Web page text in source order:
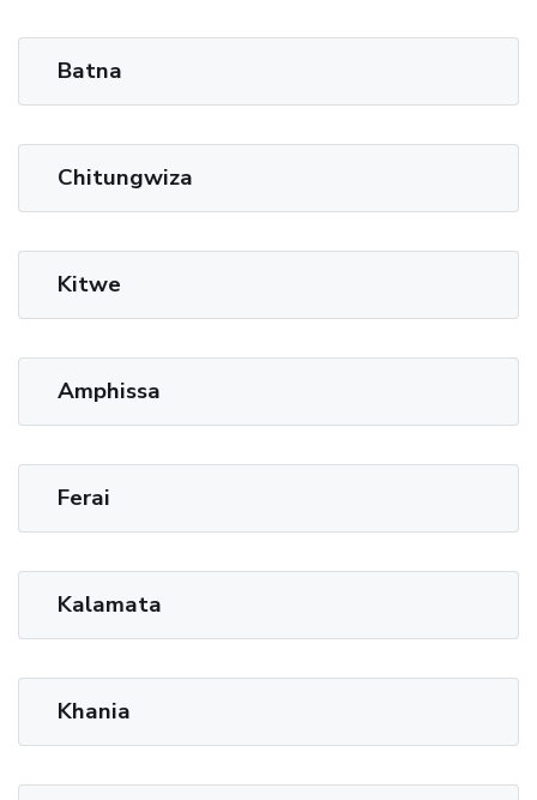
Batna
Chitungwiza
Kitwe
Amphissa
Ferai
Kalamata
Khania